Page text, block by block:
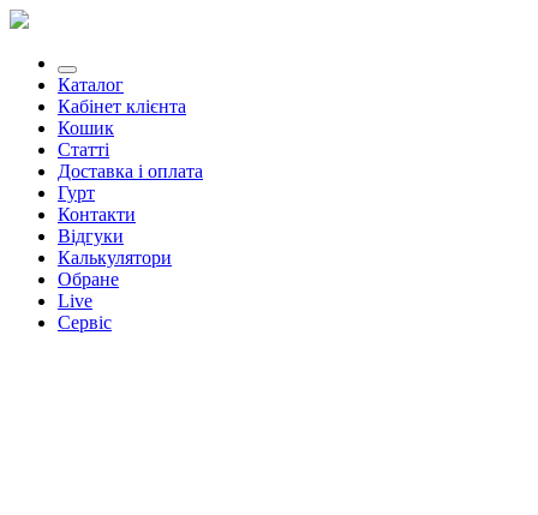
Каталог
Кабінет клієнта
Кошик
Статті
Доставка і оплата
Гурт
Контакти
Відгуки
Калькулятори
Обране
Live
Сервіс